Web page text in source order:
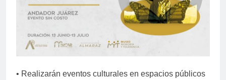
• Realizarán eventos culturales en espacios públicos